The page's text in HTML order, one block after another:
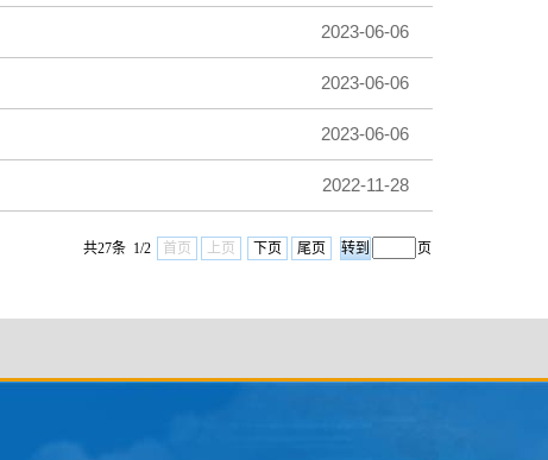
2023-06-06
2023-06-06
2023-06-06
2022-11-28
共27条 1/2 首页 上页 下页 尾页 页